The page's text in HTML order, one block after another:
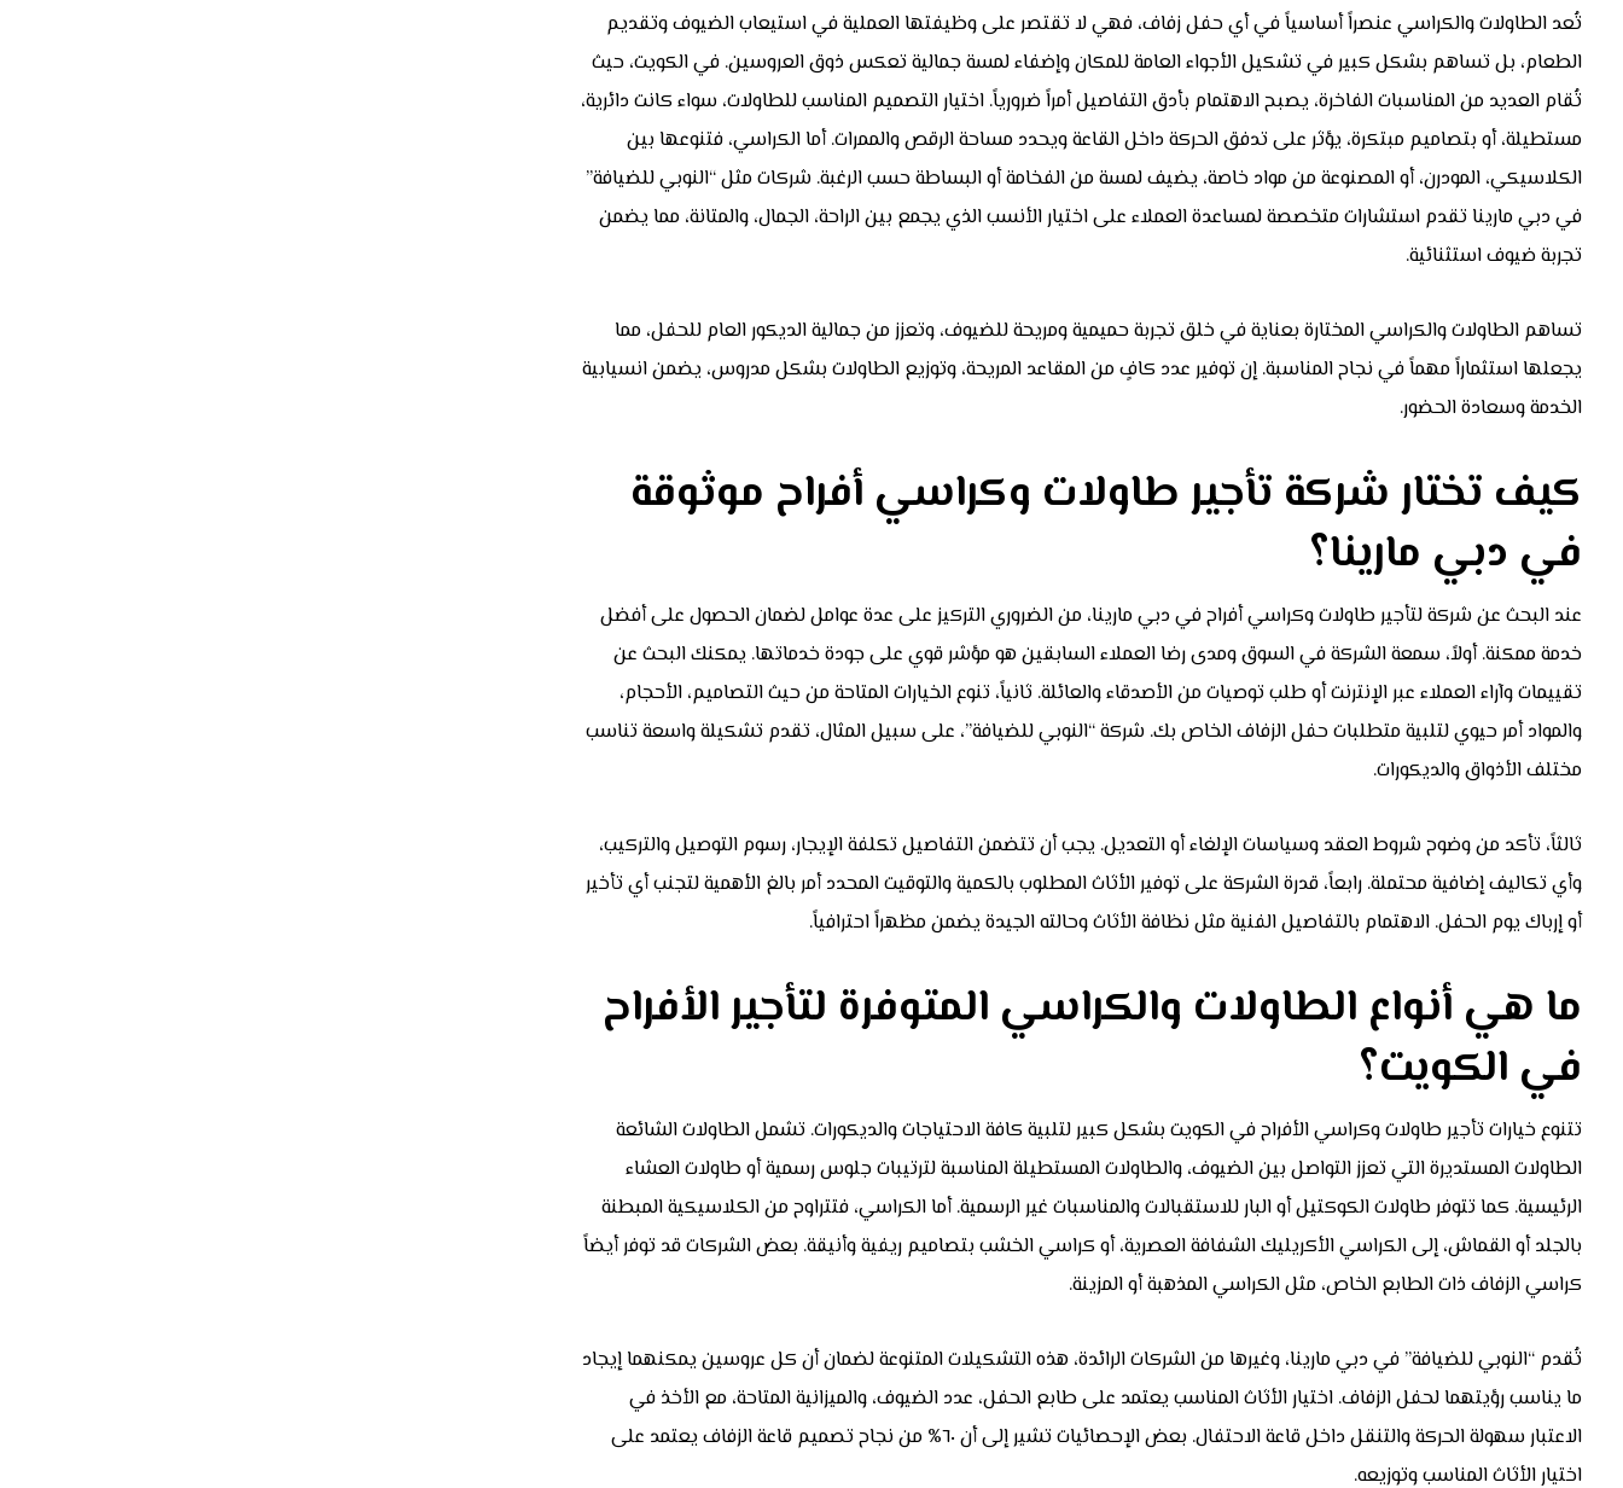
تُعد الطاولات والكراسي عنصراً أساسياً في أي حفل زفاف، فهي لا تقتصر على وظيفتها العملية في استيعاب الضيوف وتقديم
الطعام، بل تساهم بشكل كبير في تشكيل الأجواء العامة للمكان وإضفاء لمسة جمالية تعكس ذوق العروسين. في الكويت، حيث
تُقام العديد من المناسبات الفاخرة، يصبح الاهتمام بأدق التفاصيل أمراً ضرورياً. اختيار التصميم المناسب للطاولات، سواء كانت دائرية،
مستطيلة، أو بتصاميم مبتكرة، يؤثر على تدفق الحركة داخل القاعة ويحدد مساحة الرقص والممرات. أما الكراسي، فتنوعها بين
الكلاسيكي، المودرن، أو المصنوعة من مواد خاصة، يضيف لمسة من الفخامة أو البساطة حسب الرغبة. شركات مثل “النوبي للضيافة”
في دبي مارينا تقدم استشارات متخصصة لمساعدة العملاء على اختيار الأنسب الذي يجمع بين الراحة، الجمال، والمتانة، مما يضمن
تجربة ضيوف استثنائية.
تساهم الطاولات والكراسي المختارة بعناية في خلق تجربة حميمية ومريحة للضيوف، وتعزز من جمالية الديكور العام للحفل، مما
يجعلها استثماراً مهماً في نجاح المناسبة. إن توفير عدد كافٍ من المقاعد المريحة، وتوزيع الطاولات بشكل مدروس، يضمن انسيابية
الخدمة وسعادة الحضور.
كيف تختار شركة تأجير طاولات وكراسي أفراح موثوقة
في دبي مارينا؟
عند البحث عن شركة لتأجير طاولات وكراسي أفراح في دبي مارينا، من الضروري التركيز على عدة عوامل لضمان الحصول على أفضل
خدمة ممكنة. أولاً، سمعة الشركة في السوق ومدى رضا العملاء السابقين هو مؤشر قوي على جودة خدماتها. يمكنك البحث عن
تقييمات وآراء العملاء عبر الإنترنت أو طلب توصيات من الأصدقاء والعائلة. ثانياً، تنوع الخيارات المتاحة من حيث التصاميم، الأحجام،
والمواد أمر حيوي لتلبية متطلبات حفل الزفاف الخاص بك. شركة “النوبي للضيافة”، على سبيل المثال، تقدم تشكيلة واسعة تناسب
مختلف الأذواق والديكورات.
ثالثاً، تأكد من وضوح شروط العقد وسياسات الإلغاء أو التعديل. يجب أن تتضمن التفاصيل تكلفة الإيجار، رسوم التوصيل والتركيب،
وأي تكاليف إضافية محتملة. رابعاً، قدرة الشركة على توفير الأثاث المطلوب بالكمية والتوقيت المحدد أمر بالغ الأهمية لتجنب أي تأخير
أو إرباك يوم الحفل. الاهتمام بالتفاصيل الفنية مثل نظافة الأثاث وحالته الجيدة يضمن مظهراً احترافياً.
ما هي أنواع الطاولات والكراسي المتوفرة لتأجير الأفراح
في الكويت؟
تتنوع خيارات تأجير طاولات وكراسي الأفراح في الكويت بشكل كبير لتلبية كافة الاحتياجات والديكورات. تشمل الطاولات الشائعة
الطاولات المستديرة التي تعزز التواصل بين الضيوف، والطاولات المستطيلة المناسبة لترتيبات جلوس رسمية أو طاولات العشاء
الرئيسية. كما تتوفر طاولات الكوكتيل أو البار للاستقبالات والمناسبات غير الرسمية. أما الكراسي، فتتراوح من الكلاسيكية المبطنة
بالجلد أو القماش، إلى الكراسي الأكريليك الشفافة العصرية، أو كراسي الخشب بتصاميم ريفية وأنيقة. بعض الشركات قد توفر أيضاً
كراسي الزفاف ذات الطابع الخاص، مثل الكراسي المذهبة أو المزينة.
تُقدم “النوبي للضيافة” في دبي مارينا، وغيرها من الشركات الرائدة، هذه التشكيلات المتنوعة لضمان أن كل عروسين يمكنهما إيجاد
ما يناسب رؤيتهما لحفل الزفاف. اختيار الأثاث المناسب يعتمد على طابع الحفل، عدد الضيوف، والميزانية المتاحة، مع الأخذ في
الاعتبار سهولة الحركة والتنقل داخل قاعة الاحتفال. بعض الإحصائيات تشير إلى أن ٦٠% من نجاح تصميم قاعة الزفاف يعتمد على
اختيار الأثاث المناسب وتوزيعه.